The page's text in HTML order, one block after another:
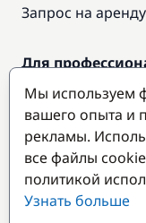
Запрос на аренду
Для
Доступ про
Стать партнером
Популярные
Мы используем
вашего опыта и
рекламы.
все файлы
политикой
Узнать больше